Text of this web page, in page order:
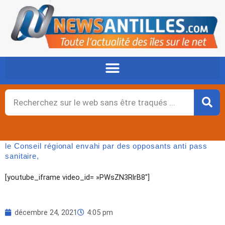
contenu
Rechercher
le Conseil régional envahi par des opposants anti pass
sanitaire,
[youtube_iframe video_id= »PWsZN3RlrB8″]
décembre 24, 2021 4:05 pm